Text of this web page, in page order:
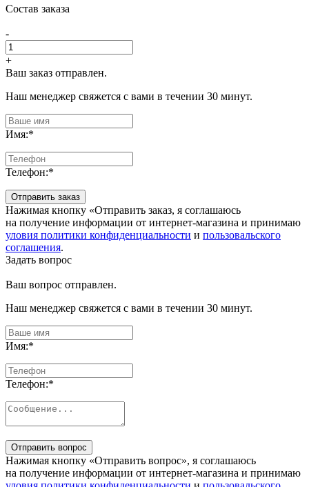
Состав заказа
-
+
Ваш заказ отправлен.
Наш менеджер свяжется с вами в течении 30 минут.
Имя:*
Телефон:*
Отправить заказ
Нажимая кнопку «Отправить заказ, я соглашаюсь
на получение информации от интернет-магазина и принимаю
уловия политики конфиденциальности и пользовальского
соглашения.
Задать вопрос
Ваш вопрос отправлен.
Наш менеджер свяжется с вами в течении 30 минут.
Имя:*
Телефон:*
Отправить вопрос
Нажимая кнопку «Отправить вопрос», я соглашаюсь
на получение информации от интернет-магазина и принимаю